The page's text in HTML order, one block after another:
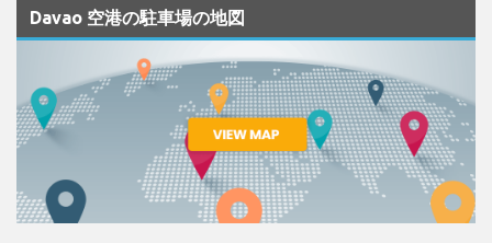
Davao 空港の駐車場の地図